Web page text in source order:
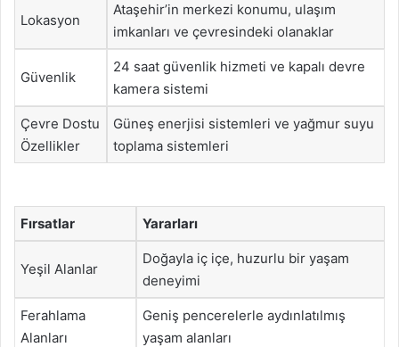
Lokasyon
Ataşehir’in merkezi konumu, ulaşım
imkanları ve çevresindeki olanaklar
Güvenlik
24 saat güvenlik hizmeti ve kapalı devre
kamera sistemi
Çevre Dostu
Özellikler
Güneş enerjisi sistemleri ve yağmur suyu
toplama sistemleri
Fırsatlar Yararları
Yeşil Alanlar
Doğayla iç içe, huzurlu bir yaşam
deneyimi
Ferahlama
Alanları
Geniş pencerelerle aydınlatılmış
yaşam alanları